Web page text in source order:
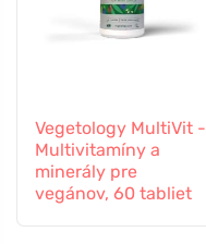
Vegetology MultiVit -
Multivitamíny a
minerály pre
vegánov, 60 tabliet